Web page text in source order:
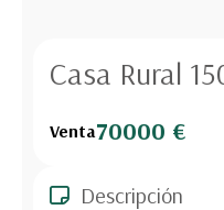
Casa Rural
Venta70000 €
Descripción